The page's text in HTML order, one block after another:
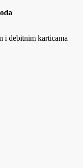
i debitnim karticama